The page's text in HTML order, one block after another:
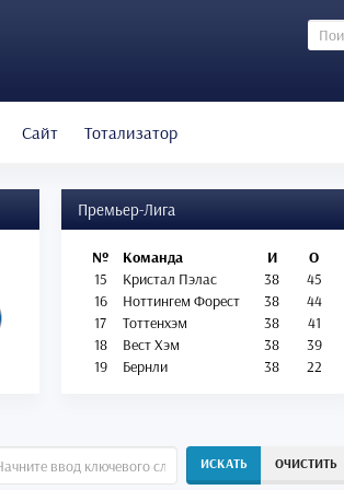
Сайт Тотализатор
Премьер-Лига
№ Команда И
О
15
Кристал Пэлас 38
45
16
Ноттингем Форест 38
44
17
Тоттенхэм 38
41
18
Вест Хэм 38
39
19
Бернли 38 22
ИСКАТЬ ОЧИСТИТЬ